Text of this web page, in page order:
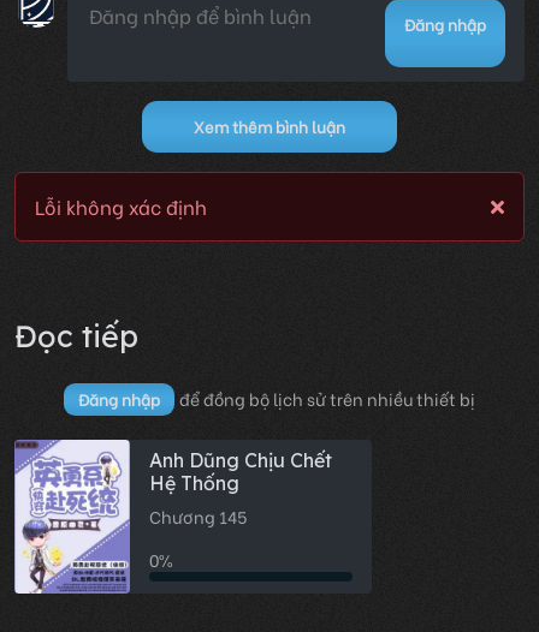
Đăng nhập
Xem thêm bình luận
Lỗi không xác định
Đọc tiếp
Đăng nhập để đồng bộ lịch sử trên nhiều thiết bị
Anh Dũng Chịu Chết
Hệ Thống
Chương 145
0%